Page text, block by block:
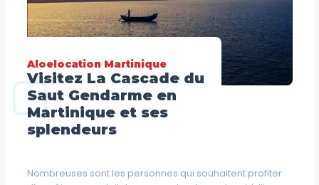
Aloelocation Martinique
Visitez La Cascade du
Saut Gendarme en
Martinique et ses
splendeurs
Nombreuses sont les personnes qui souhaitent profiter